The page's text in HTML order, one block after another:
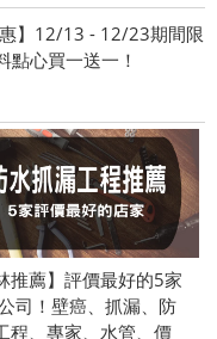
惠】12/13 - 12/23期間限
點心買一送一！
推薦】評價最好的5家
司！壁癌、抓漏、防
程、專家、水管、價